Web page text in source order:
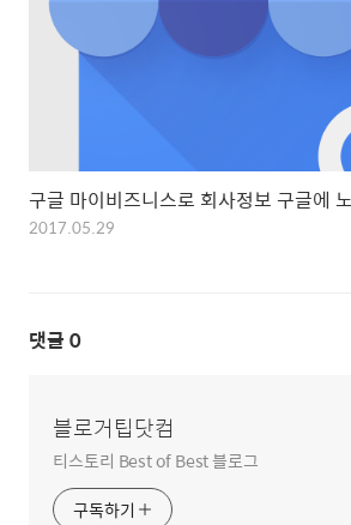
구글 마이비즈니스로 회사정보 구글에
2017.05.29
댓글 0
블로거팁닷컴
티스토리 Best of Best 블로그
구독하기